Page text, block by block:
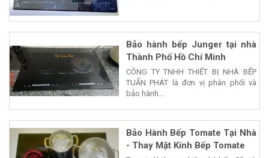
Bảo hành bếp Junger tại nhà
Thành Phố Hồ Chí Minh
CÔNG TY TNHH THIẾT BỊ NHÀ BẾP
TUẤN PHÁT là đơn vị phân phối và
bảo hành...
Bảo Hành Bếp Tomate Tại Nhà
- Thay Mặt Kính Bếp Tomate